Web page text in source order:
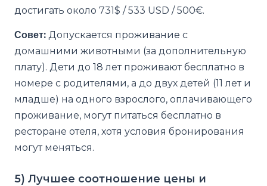
достигать около 731$ / 533 USD / 500€.
Совет: Допускается проживание с
домашними животными (за дополнительную
плату). Дети до 18 лет проживают бесплатно в
номере с родителями, а до двух детей (11 лет и
младше) на одного взрослого, оплачивающего
проживание, могут питаться бесплатно в
ресторане отеля, хотя условия бронирования
могут меняться.
5) Лучшее соотношение цены и